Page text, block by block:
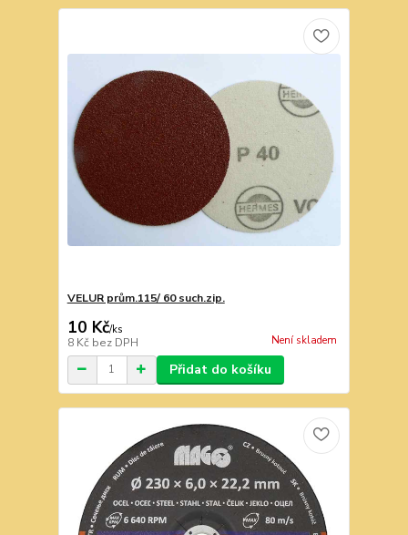
VELUR prům.115/ 60 such.zip.
10 Kč/ks
8 Kč bez DPH Není skladem
Přidat do košíku